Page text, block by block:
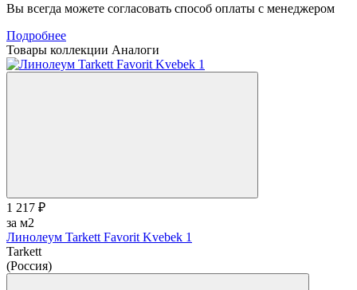
Вы всегда можете согласовать способ оплаты с менеджером
Подробнее
Товары коллекции Аналоги
1 217 ₽
за м2
Линолеум Tarkett Favorit Kvebek 1
Tarkett
(Россия)